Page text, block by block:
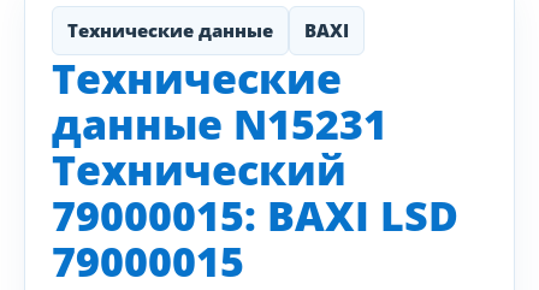
Технические данные BAXI
Технические
данные N15231
Технический
79000015: BAXI LSD
79000015